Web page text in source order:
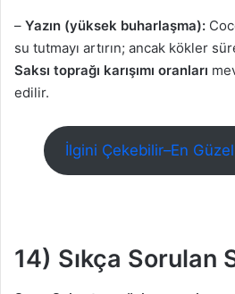
– Yazın (yüksek buharlaşma):
su tutmayı artırın; ancak kökler
Saksı toprağı karışımı oranları
edilir.
İlgini Çekebilir–En
14) Sıkça Sorulan